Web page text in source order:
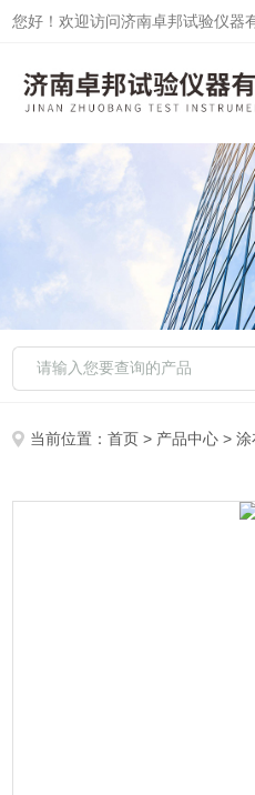
您好！欢迎访问济南卓邦试验仪器
当前位置：首页 > 产品中心 >涂